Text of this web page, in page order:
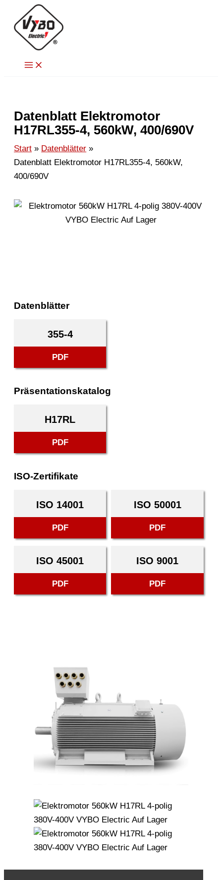
Inhalt
springen
Datenblatt Elektromotor
H17RL355-4, 560kW, 400/690V
Start
Datenblätter
Datenblatt Elektromotor H17RL355-4, 560kW,
400/690V
Datenblätter
355-4
PDF
Präsentationskatalog
H17RL
PDF
ISO-Zertifikate
ISO 14001
PDF
ISO 50001
PDF
ISO 45001
PDF
ISO 9001
PDF